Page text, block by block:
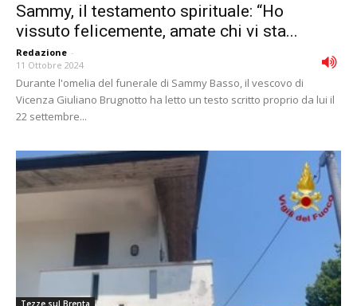
Sammy, il testamento spirituale: “Ho
vissuto felicemente, amate chi vi sta...
Redazione -
11 Ottobre 2024
Durante l'omelia del funerale di Sammy Basso, il vescovo di
Vicenza Giuliano Brugnotto ha letto un testo scritto proprio da lui il
22 settembre...
Tezze sul Brenta